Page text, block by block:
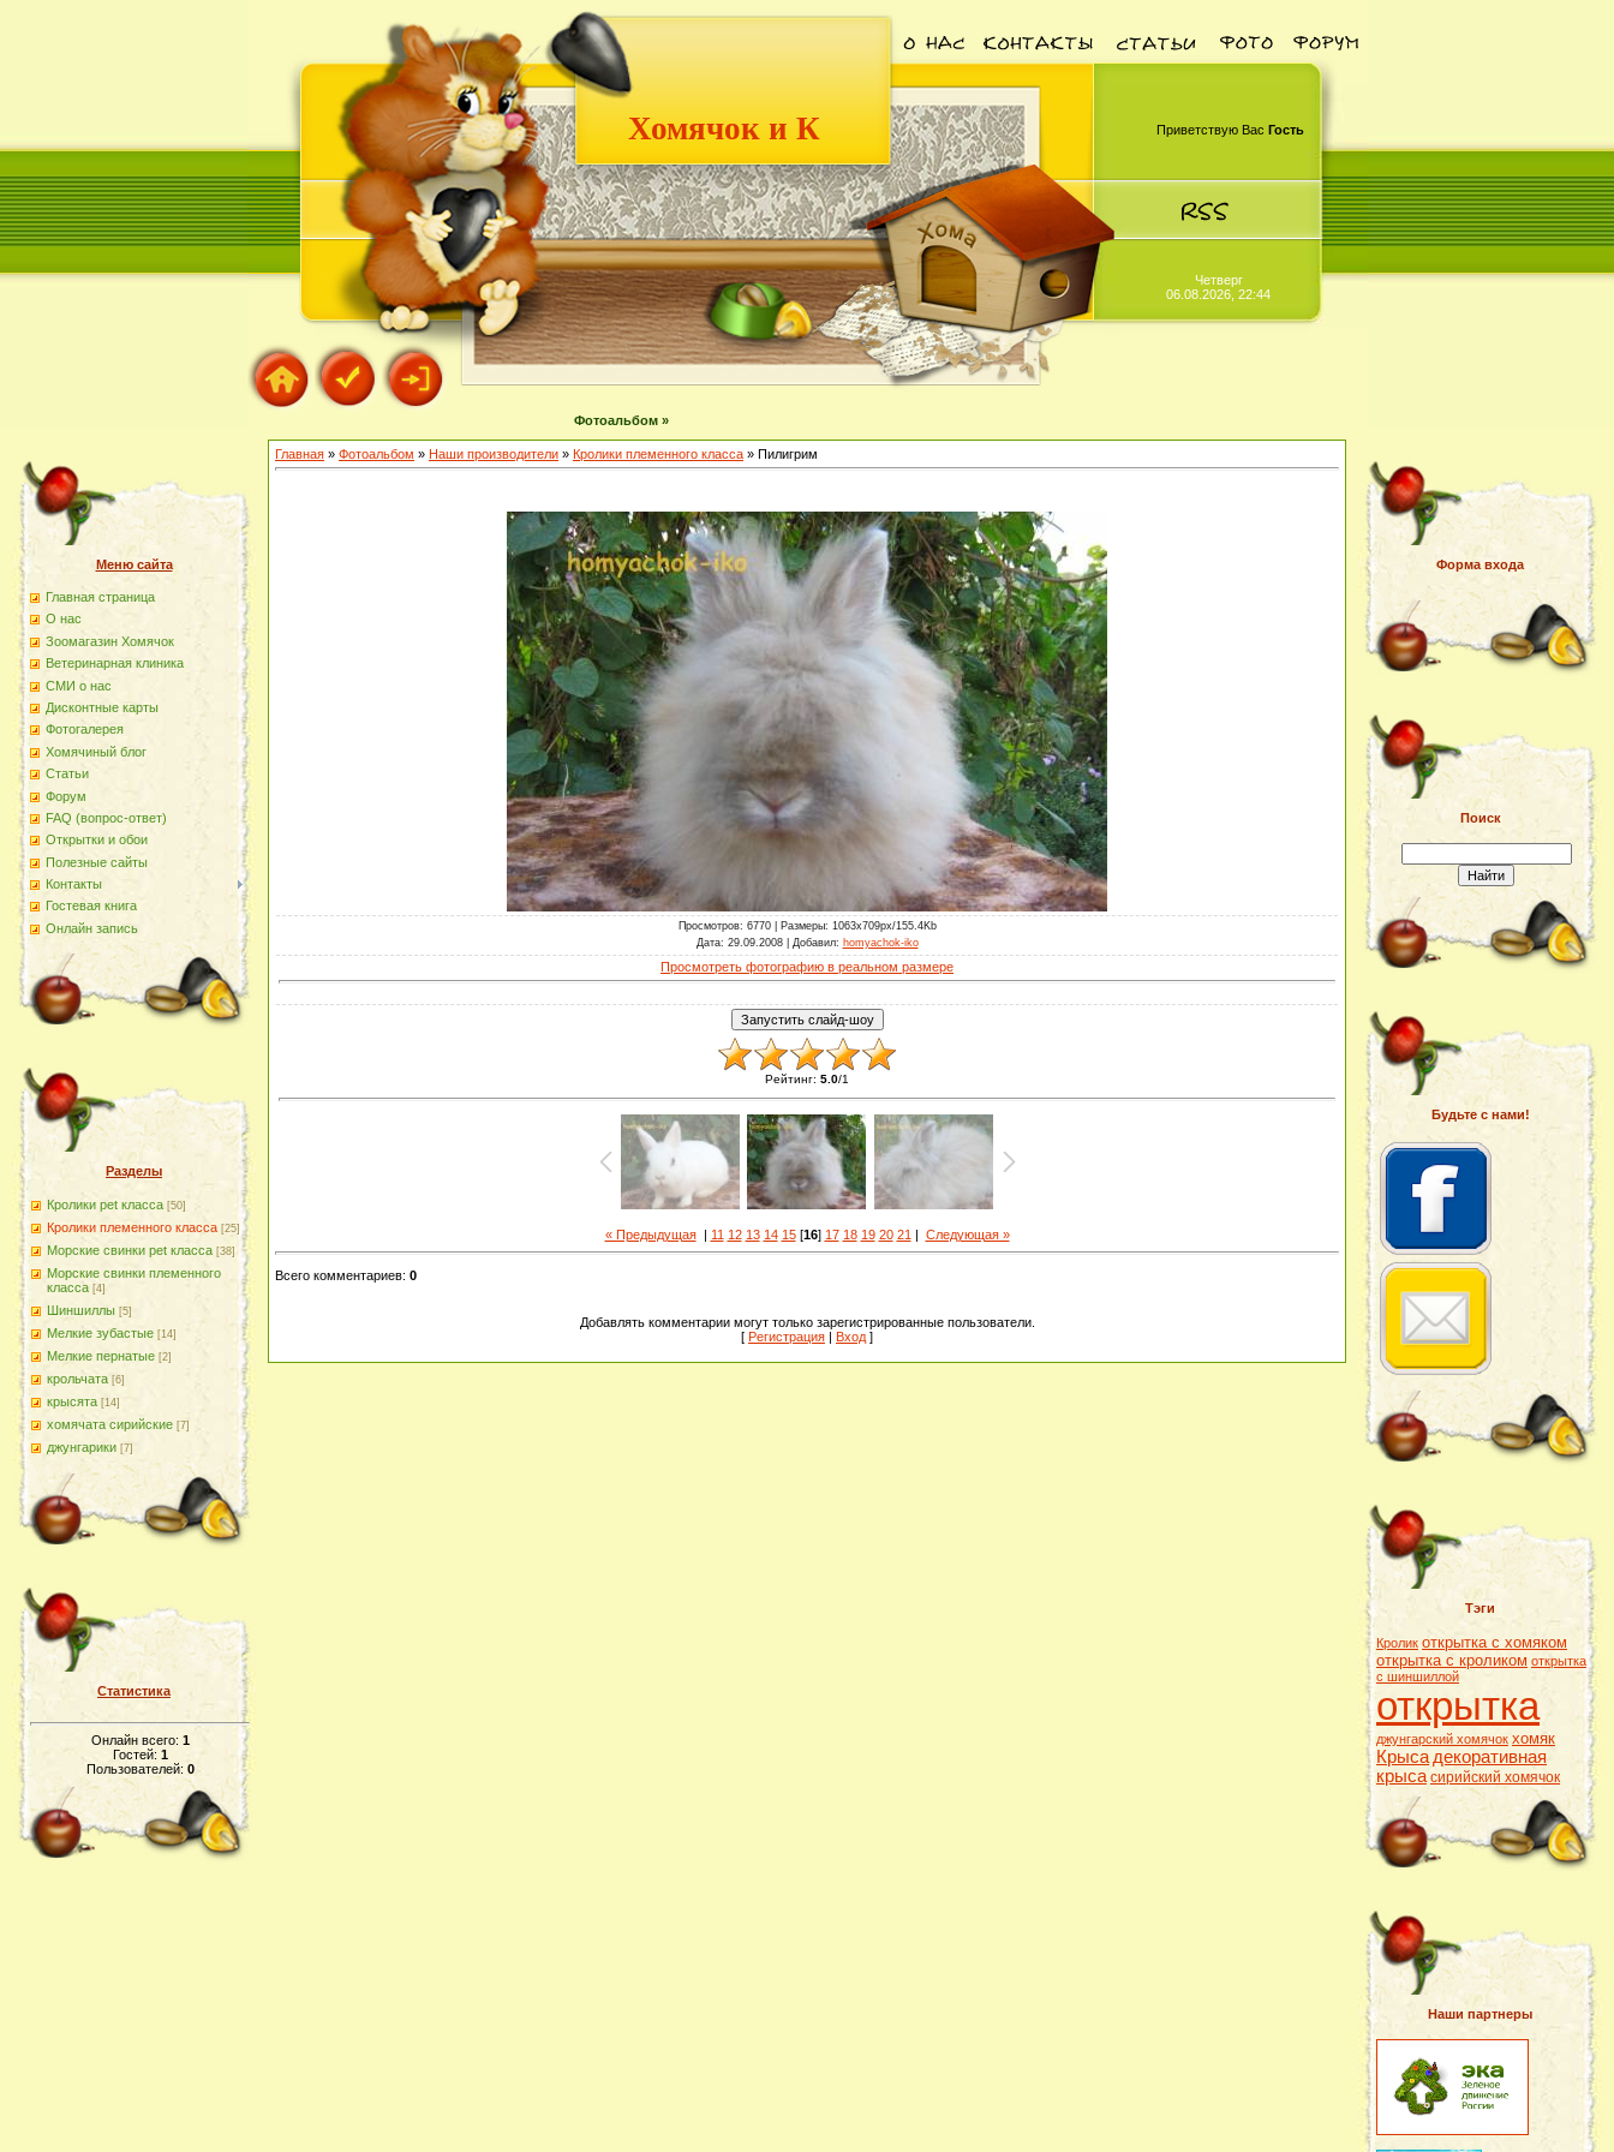
Хомячок и К Приветствую Вас Гость
Четверг
06.08.2026, 22:44
Фотоальбом »
Меню сайта
Главная страница
О наc
Зоомагазин Хомячок
Ветеринарная клиника
СМИ о нас
Дисконтные карты
Фотогалерея
Хомячиный блог
Статьи
Форум
FAQ (вопрос-ответ)
Открытки и обои
Полезные сайты
Контакты
Гостевая книга
Онлайн запись
Разделы
Кролики pet класса [50]
Кролики племенного класса [25]
Морские свинки pet класса [38]
Морские свинки племенного
класса [4]
Шиншиллы [5]
Мелкие зубастые [14]
Мелкие пернатые [2]
крольчата [6]
крысята [14]
хомячата сирийские [7]
джунгарики [7]
Статистика
Онлайн всего: 1
Гостей: 1
Пользователей: 0
Главная » Фотоальбом » Наши производители » Кролики племенного класса » Пилигрим
Просмотров: 6770 | Размеры: 1063x709px/155.4Kb
Дата: 29.09.2008 | Добавил: homyachok-iko
Просмотреть фотографию в реальном размере
Рейтинг: 5.0/1
« Предыдущая| 11 12 13 14 15[16] 17 18 19 20 21 | Следующая »
Всего комментариев: 0
Добавлять комментарии могут только зарегистрированные пользователи.
[ Регистрация Вход ]
Форма входа
Поиск
Будьте с нами!
Тэги
Кролик открытка с хомяком
открытка с кроликом открытка
с шиншиллой
открытка
джунгарский хомячок хомяк
Крыса декоративная
крыса сирийский хомячок
Наши партнеры